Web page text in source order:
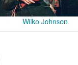
Wilko Johnson